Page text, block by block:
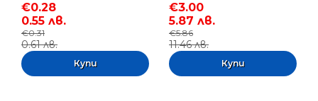
€0.28
0.55 лв.
€0.31
0.61 лв.
€3.00
5.87 лв.
€5.86
11.46 лв.